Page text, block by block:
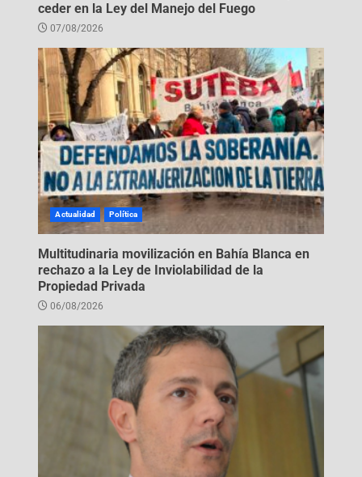
ceder en la Ley del Manejo del Fuego
07/08/2026
Actualidad Política
Multitudinaria movilización en Bahía Blanca en
rechazo a la Ley de Inviolabilidad de la
Propiedad Privada
06/08/2026